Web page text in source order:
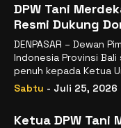
DPW Tani
Resmi Dukung
Wakil Menteri
DENPASAR – Dewan
Indonesia Provinsi
penuh kepada Ketua
Sabtu - Juli 25, 2026
Ketua DPW Tani